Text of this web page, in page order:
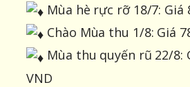
Mùa hè rực rỡ 18/7: Giá
Chào Mùa thu 1/8: Giá
Mùa thu quyến rũ 22/8:
VND